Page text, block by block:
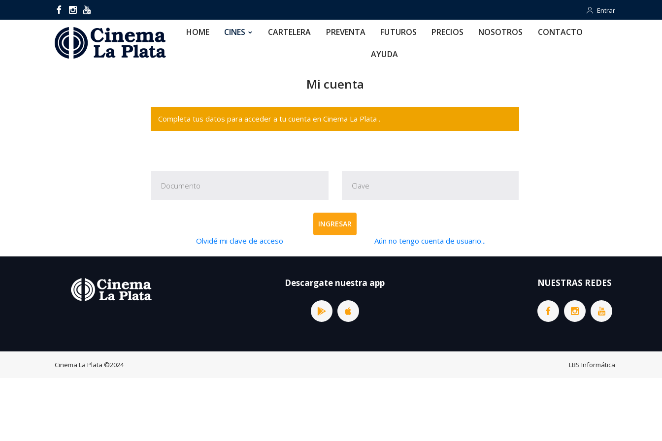
Entrar
Entrar
HOME CINES CARTELERA PREVENTA FUTUROS PRECIOS NOSOTROS CONTACTO
AYUDA
Mi cuenta
Completa tus datos para acceder a tu cuenta en Cinema La Plata .
INGRESAR
Olvidé mi clave de acceso Aún no tengo cuenta de usuario...
Descargate nuestra app NUESTRAS REDES
Cinema La Plata ©2024 LBS Informática